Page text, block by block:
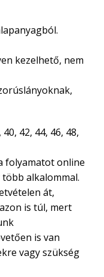
kezelhető, nem
40, 42, 44, 46, 48,
folyamatot online
alkalommal.
át,
is túl, mert
is van
vagy szükség